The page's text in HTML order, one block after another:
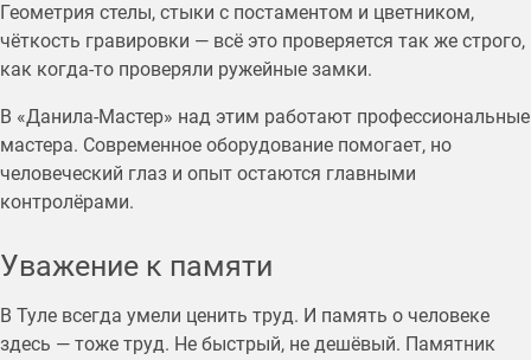
Геометрия стелы, стыки с постаментом и цветником,
чёткость гравировки — всё это проверяется так же строго,
как когда-то проверяли ружейные замки.
В «Данила-Мастер» над этим работают профессиональные
мастера. Современное оборудование помогает, но
человеческий глаз и опыт остаются главными
контролёрами.
Уважение к памяти
В Туле всегда умели ценить труд. И память о человеке
здесь — тоже труд. Не быстрый, не дешёвый. Памятник